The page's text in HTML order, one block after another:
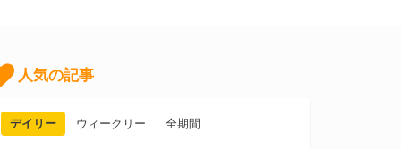
人気の記事
デイリー ウィークリー 全期間